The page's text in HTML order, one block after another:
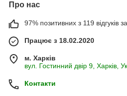
Про нас
97% позитивних з 119 відгуків
Працює з 18.02.2020
м. Харків
вул. Гостинний двір 9, Харків,
Контакти